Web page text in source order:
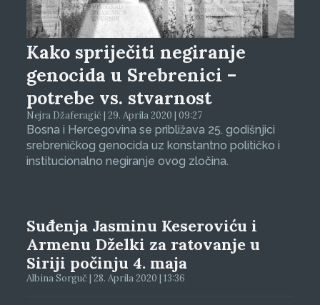
Kako spriječiti negiranje
genocida u Srebrenici –
potrebe vs. stvarnost
Nejra Džaferagić | 29. Aprila 2020 | 09:27
Bosna i Hercegovina se približava 25. godišnjici
srebreničkog genocida uz konstantno političko i
institucionalno negiranje ovog zločina.
Suđenja Jasminu Keseroviću i
Armenu Dželki za ratovanje u
Siriji počinju 4. maja
Albina Sorguč | 28. Aprila 2020 | 13:36